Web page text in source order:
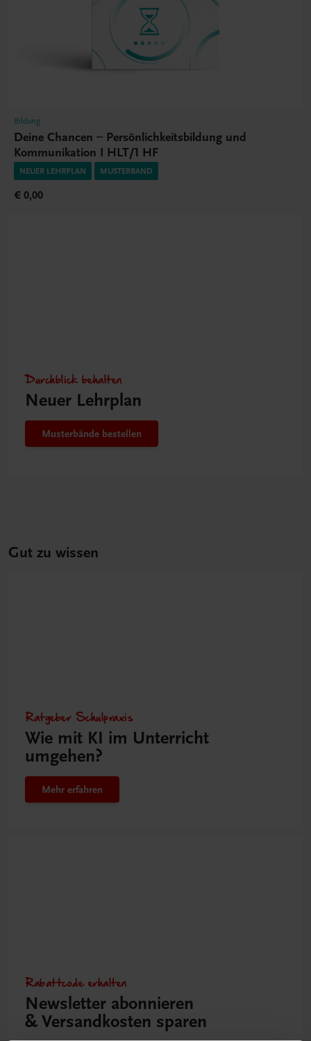
Bildung
Deine Chancen – Persönlichkeitsbildung und
Kommunikation I HLT/1 HF
NEUER LEHRPLAN MUSTERBAND
€ 0,00
Durchblick behalten
Neuer Lehrplan
Musterbände bestellen
Gut zu wissen
Ratgeber Schulpraxis
Wie mit KI im Unterricht
umgehen?
Mehr erfahren
Rabattcode erhalten
Newsletter abonnieren
& Versandkosten sparen